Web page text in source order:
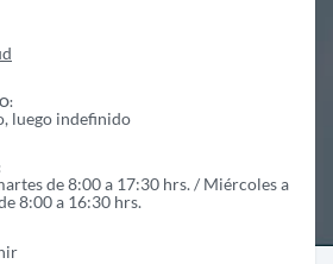
luego indefinido
de 8:00 a 17:30 hrs. / Miércoles a
8:00 a 16:30 hrs.